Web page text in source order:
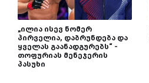
„ილია ისევ ნომერ
პირველია, დაბრუნდება და
ყველას გაანადგურებს“ -
თოფურიას მენეჯერის
პასუხი